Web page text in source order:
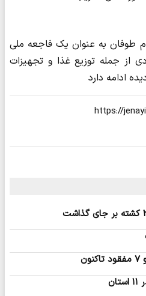
طوفان به عنوان یک فاجعه ملی
از جمله توزیع غذا و تجهیزات
ادامه دارد